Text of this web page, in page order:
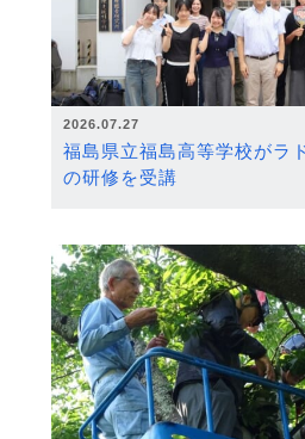
2026.07.27
福島県立福島高等学校がラ
の研修を受講